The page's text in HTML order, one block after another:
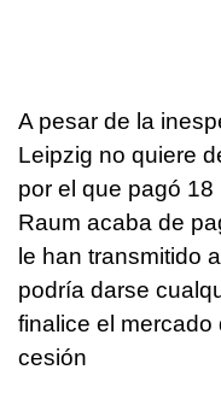
A pesar de la
Leipzig no quiere
por el que pagó
Raum acaba de
le han transmitido
podría darse
finalice el mercado
cesión